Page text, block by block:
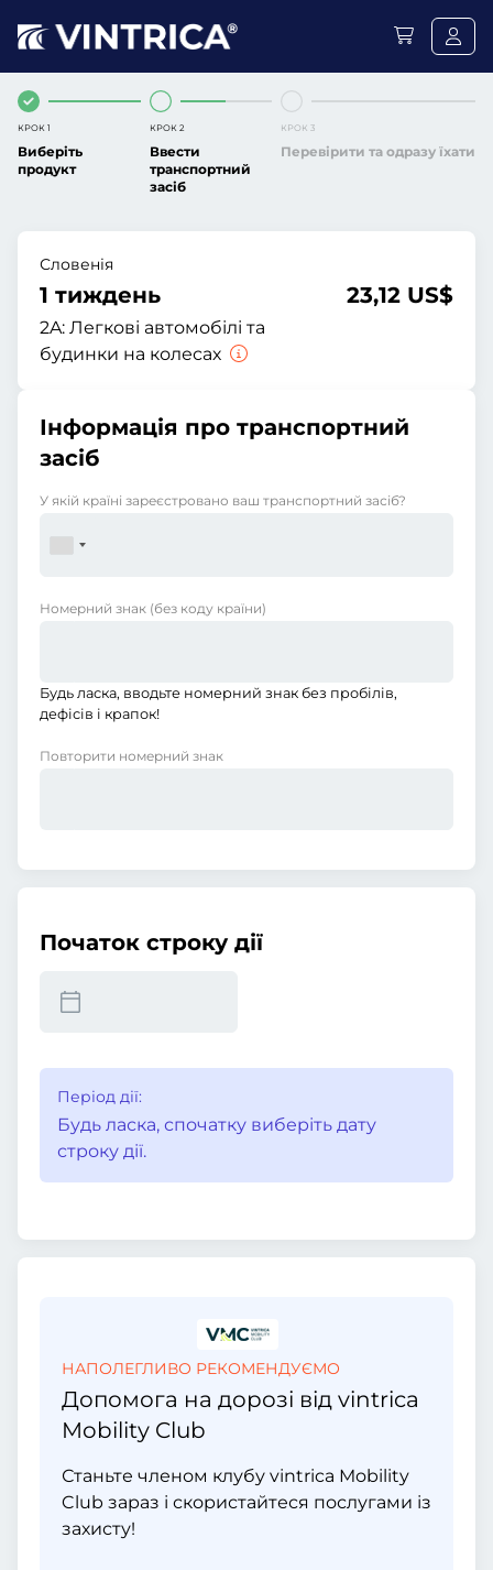
КРОК 1
Виберіть
продукт
КРОК 2
Ввести
транспортний
засіб
КРОК 3
Перевірити та одразу їхати
Словенія
1 тиждень
2A: Легкові автомобілі та
будинки на колесах
23,12 US$
Інформація про транспортний
засіб
У якій країні зареєстровано ваш транспортний засіб?
Номерний знак (без коду країни)
Будь ласка, вводьте номерний знак без пробілів,
дефісів і крапок!
Повторити номерний знак
Початок строку дії
Період дії:
Будь ласка, спочатку виберіть дату
строку дії.
НАПОЛЕГЛИВО РЕКОМЕНДУЄМО
Допомога на дорозі від vintrica
Mobility Club
Станьте членом клубу vintrica Mobility
Club зараз і скористайтеся послугами із
захисту!